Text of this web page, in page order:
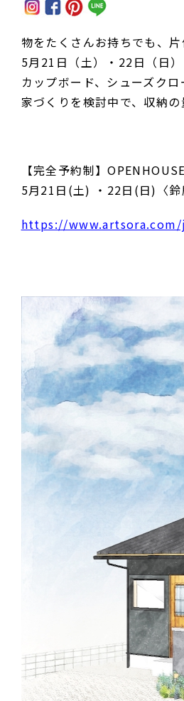
物をたくさんお持ちでも、
5月21日（土）・22日（日
カップボード、シューズクロ
家づくりを検討中で、収納
【完全予約制】
5月21日(土) ・22日(日)〈鈴
https://